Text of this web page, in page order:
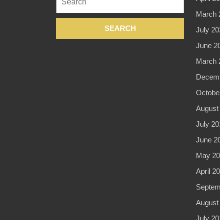
for:
March
July
June
March
August
July
June
May
April
August